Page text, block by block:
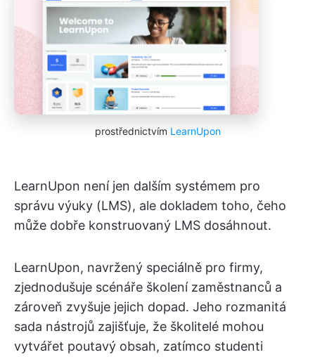
prostřednictvím LearnUpon
LearnUpon není jen dalším systémem pro
správu výuky (LMS), ale dokladem toho, čeho
může dobře konstruovaný LMS dosáhnout.
LearnUpon, navržený speciálně pro firmy,
zjednodušuje scénáře školení zaměstnanců a
zároveň zvyšuje jejich dopad. Jeho rozmanitá
sada nástrojů zajišťuje, že školitelé mohou
vytvářet poutavý obsah, zatímco studenti